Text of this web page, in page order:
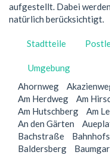
aufgestellt. Dabei
natürlich berücksichtigt.
Stadtteile
Umgebung
Ahornweg
Am Herdweg
Am
Am Hutschberg
Am
An den Gärten
Bachstraße
Baldersberg